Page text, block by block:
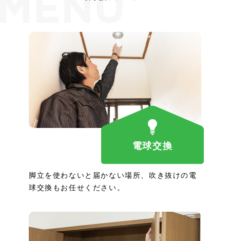
電球交換
脚立を使わないと届かない場所、吹き抜けの電
球交換もお任せください。